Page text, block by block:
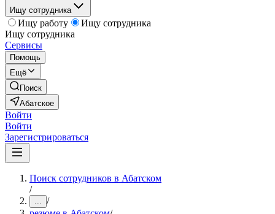
Ищу сотрудника
Ищу работу
Ищу сотрудника
Ищу сотрудника
Сервисы
Помощь
Ещё
Поиск
Абатское
Войти
Войти
Зарегистрироваться
Поиск сотрудников в Абатском
/
... /